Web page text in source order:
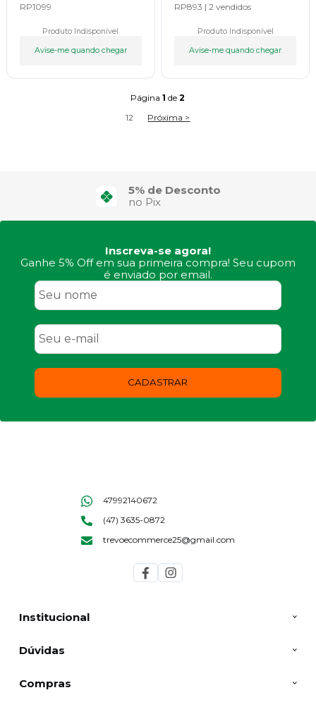
RP1099
Produto Indisponível
Avise-me quando chegar
RP893 | 2 vendidos
Produto Indisponível
Avise-me quando chegar
Página1 de2
12 Próxima >
5% de Desconto
no Pix
Inscreva-se agora!
Ganhe 5% Off em sua primeira compra! Seu cupom
é enviado por email.
CADASTRAR
Institucional
Dúvidas
Compras
47992140672
(47) 3635-0872
trevoecommerce25@gmail.com